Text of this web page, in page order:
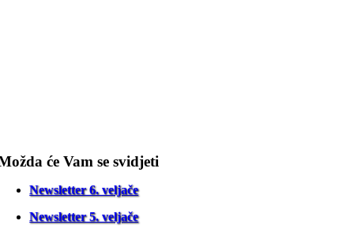
će Vam se svidjeti
Newsletter 6. veljače
Newsletter 5. veljače